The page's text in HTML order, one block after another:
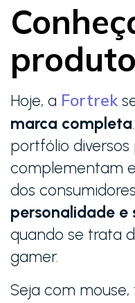
Hoje, a Fortrek
marca completa
portfólio
complementam
dos
personalidade e
quando se trata
gamer.
Seja com